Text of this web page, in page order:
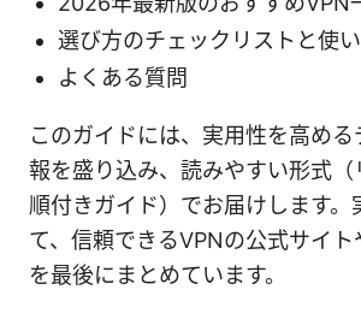
選び方のチェックリストと使
よくある質問
このガイドには、実用性を高め
報を盛り込み、読みやすい形式
順付きガイド）でお届けします。
て、信頼できるVPNの公式サイト
を最後にまとめています。